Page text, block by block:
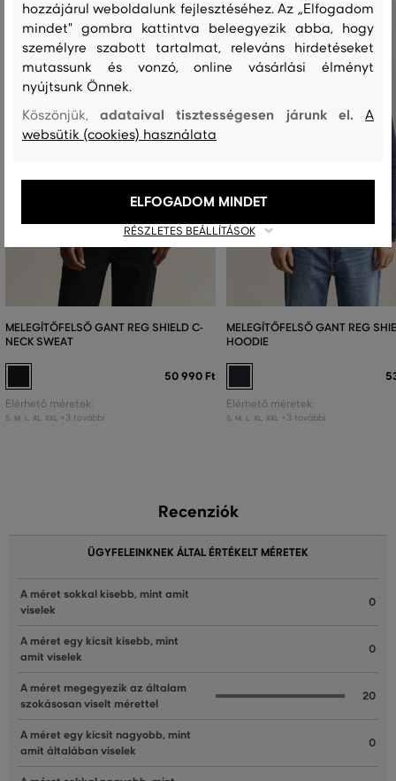
MELEGÍTŐFELSŐ GANT REG SHIELD C-
NECK SWEAT
50 990 Ft
Elérhető méretek:
S M L XL XXL +3 további
MELEGÍTŐFELSŐ GANT REG
HOODIE
Elérhető méretek:
S M L XL XXL +3 további
Recenziók
ÜGYFELEINKNEK ÁLTAL ÉRTÉKELT MÉRETEK
A méret sokkal kisebb, mint amit
viselek
0
A méret egy kicsit kisebb, mint
amit viselek
0
A méret megegyezik az általam
szokásosan viselt mérettel
20
A méret egy kicsit nagyobb, mint
amit általában viselek
0
hozzájárul weboldalunk fejlesztéséhez. Az „Elfogadom
mindet" gombra kattintva beleegyezik abba, hogy
személyre szabott tartalmat, releváns hirdetéseket
mutassunk és vonzó, online vásárlási élményt
nyújtsunk Önnek.
Köszönjük,adataival tisztességesen járunk el.A
websütik (cookies) használata
RÉSZLETES BEÁLLÍTÁSOK
ELFOGADOM MINDET